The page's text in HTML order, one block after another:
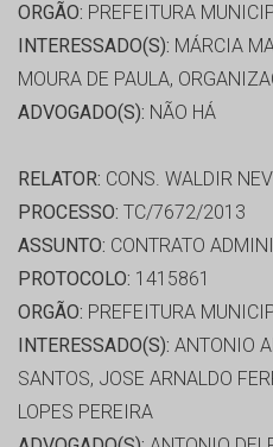
ORGÃO: PREFEITURA
INTERESSADO(S): MÁRCIA
MOURA DE PAULA,
ADVOGADO(S): NÃO HÁ
RELATOR: CONS. WALDIR
PROCESSO: TC/7672/2013
ASSUNTO: CONTRATO
PROTOCOLO: 1415861
ORGÃO: PREFEITURA
INTERESSADO(S): ANTONIO
SANTOS, JOSE ARNALDO
LOPES PEREIRA